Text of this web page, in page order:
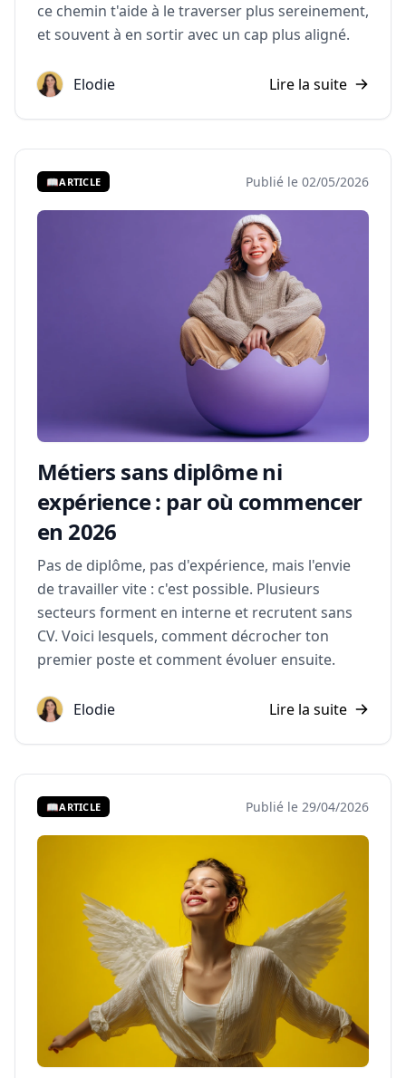
ce chemin t'aide à le traverser plus sereinement,
et souvent à en sortir avec un cap plus aligné.
Elodie Lire la suite
📖ARTICLE Publié le 02/05/2026
Métiers sans diplôme ni
expérience : par où commencer
en 2026
Pas de diplôme, pas d'expérience, mais l'envie
de travailler vite : c'est possible. Plusieurs
secteurs forment en interne et recrutent sans
CV. Voici lesquels, comment décrocher ton
premier poste et comment évoluer ensuite.
Elodie Lire la suite
📖ARTICLE Publié le 29/04/2026